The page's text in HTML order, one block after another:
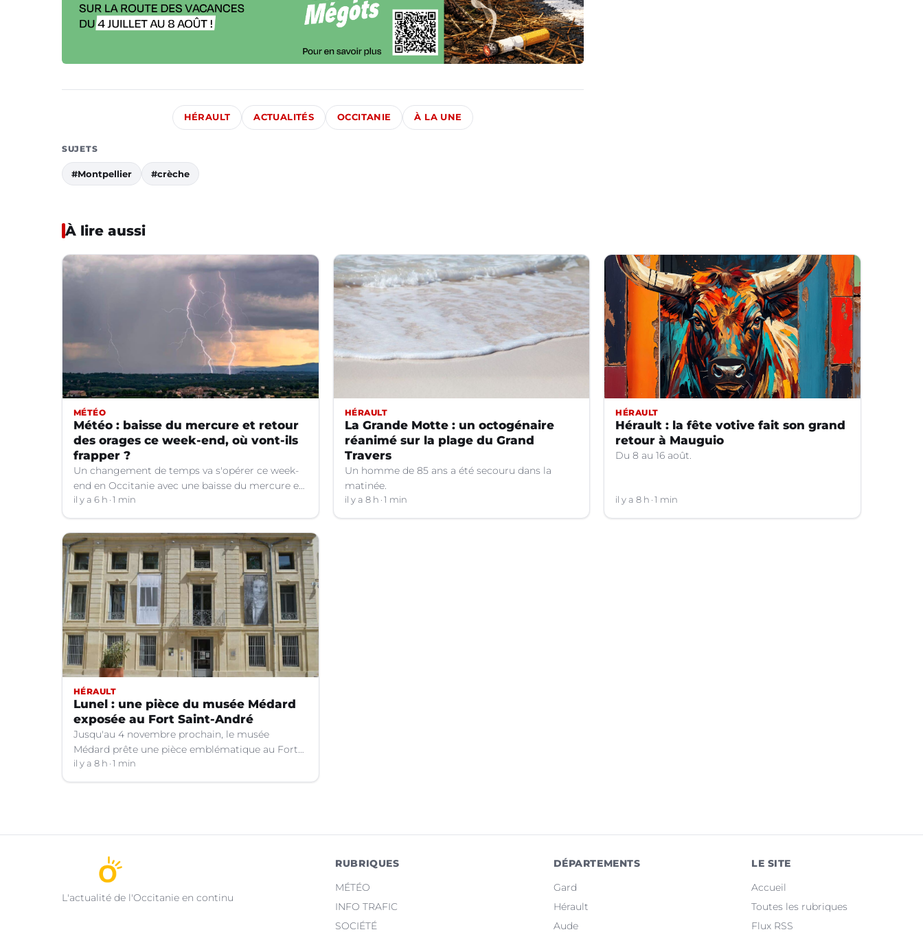
HÉRAULT ACTUALITÉS OCCITANIE À LA UNE
SUJETS
#Montpellier #crèche
À lire aussi
MÉTÉO
Météo : baisse du mercure et retour
des orages ce week-end, où vont-ils
frapper ?
Un changement de temps va s'opérer ce week-
end en Occitanie avec une baisse du mercure et
le retour d'orages dans certains départements.
il y a 6 h 1 min
HÉRAULT
La Grande Motte : un octogénaire
réanimé sur la plage du Grand
Travers
Un homme de 85 ans a été secouru dans la
matinée.
il y a 8 h 1 min
HÉRAULT
Hérault : la fête votive fait son grand
retour à Mauguio
Du 8 au 16 août.
il y a 8 h 1 min
HÉRAULT
Lunel : une pièce du musée Médard
exposée au Fort Saint-André
Jusqu'au 4 novembre prochain, le musée
Médard prête une pièce emblématique au Fort
Saint-André à Villeneuve-lez-Avignon (Gard).
il y a 8 h 1 min
L'actualité de l'Occitanie en continu
RUBRIQUES
MÉTÉO
INFO TRAFIC
SOCIÉTÉ
DÉPARTEMENTS
Gard
Hérault
Aude
LE SITE
Accueil
Toutes les rubriques
Flux RSS